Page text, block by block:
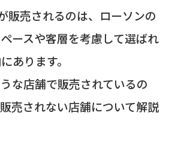
販売されるのは、ローソンの
ースや客層を考慮して選ばれ
あります。
な店舗で販売されているの
売されない店舗について解説